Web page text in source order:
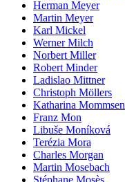
Herman Meyer
Martin Meyer
Karl Mickel
Werner Milch
Norbert Miller
Robert Minder
Ladislao Mittner
Christoph Möllers
Katharina Mommsen
Franz Mon
Libuše Moníková
Terézia Mora
Charles Morgan
Martin Mosebach
Stéphane Mosès